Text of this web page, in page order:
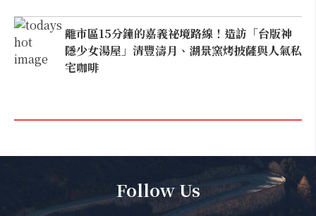
離市區15分鐘的嘉義祕境路線！造訪「台版神
隱少女湯屋」清豐濤月、湖景窯烤披薩與人氣私
宅咖啡
Follow Us